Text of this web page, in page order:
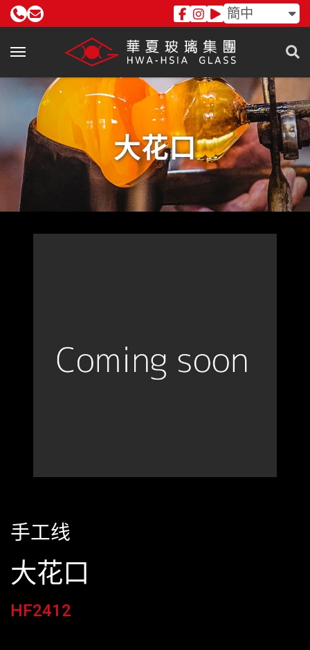
簡中
大花口
手工线
大花口
HF2412